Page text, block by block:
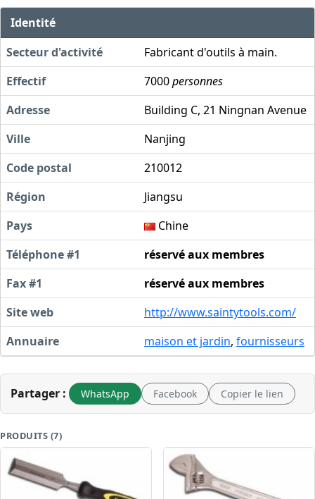
Identité
Secteur d'activité
Fabricant d'outils à main.
Effectif
7000personnes
Adresse
Building C, 21 Ningnan Avenue
Ville
Nanjing
Code postal
210012
Région
Jiangsu
Pays
Chine
Téléphone #1
réservé aux membres
Fax #1
réservé aux membres
Site web
http://www.saintytools.com/
Annuaire
maison et jardin, fournisseurs
Partager : WhatsApp Facebook Copier le lien
PRODUITS (7)